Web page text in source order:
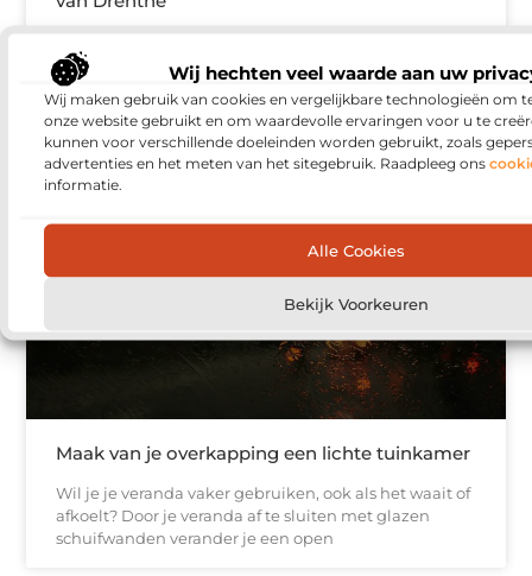
Wij hechten veel waarde aan uw
Wij maken gebruik van cookies en vergelijkbare technologieën om
onze website gebruikt en om waardevolle ervaringen voor u te
kunnen voor verschillende doeleinden worden gebruikt, zoals
advertenties en het meten van het sitegebruik. Raadpleeg ons
informatie.
Alle Cookies
Bekijk Voorkeuren
heideveld of een karakteristiek brinkdorp: tijdens een
fietstocht door Drenthe kom je voortdurend plekken
tegen die uitnodigen
Maak van je overkapping een lichte tuinkamer
Wil je je veranda vaker gebruiken, ook als het waait of
afkoelt? Door je veranda af te sluiten met glazen
schuifwanden verander je een open